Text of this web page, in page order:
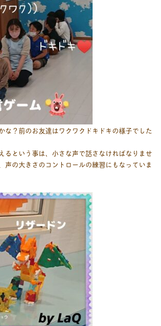
な？前のお友達はワクワクドキドキの様子でした
るという事は、小さな声で話さなければなりませ
声の大きさのコントロールの練習にもなっていま